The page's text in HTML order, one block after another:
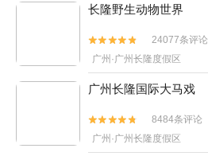
长隆野生动物世界


24077条评论
广州·广州长隆度假区
广州长隆国际大马戏


8484条评论
广州·广州长隆度假区